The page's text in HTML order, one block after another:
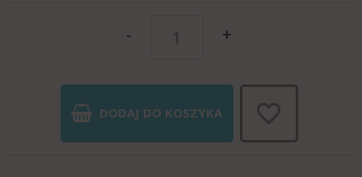
- +
DODAJ DO KOSZYKA